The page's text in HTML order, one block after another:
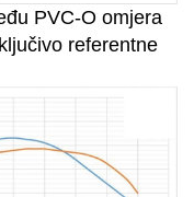
PVC-O omjera
referentne